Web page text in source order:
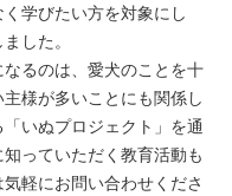
学びたい方を対象にし
した。
るのは、愛犬のことを十
様が多いことにも関係し
いぬプロジェクト」を通
っていただく教育活動も
軽にお問い合わせくださ